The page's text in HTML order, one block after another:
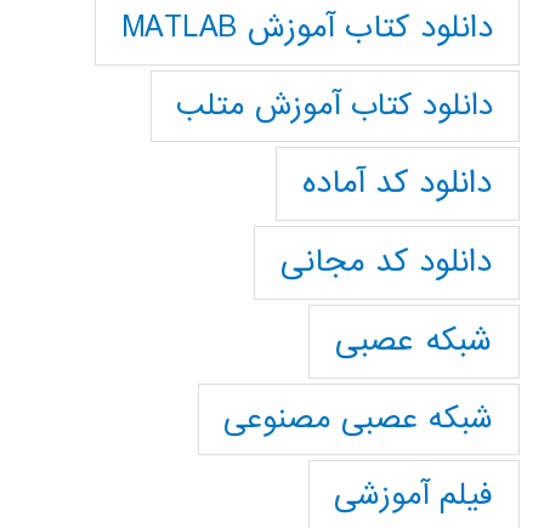
دانلود کتاب آموزش MATLAB
دانلود کتاب آموزش متلب
دانلود کد آماده
دانلود کد مجانی
شبکه عصبی
شبکه عصبی مصنوعی
فیلم آموزشی